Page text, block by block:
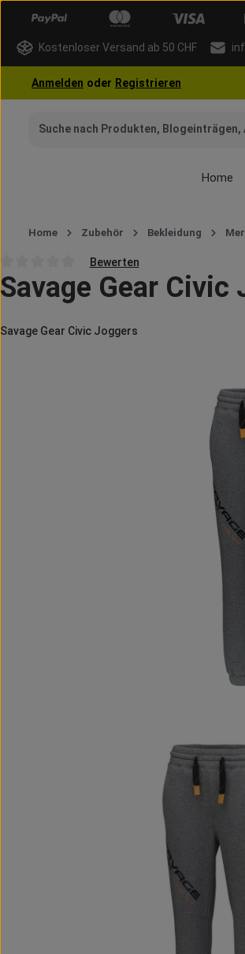
Hauptinhalt springen
Zur Suche springen
Zur Hauptnavigation springen
Kostenloser Versand ab 50 CHF
Anmelden oder Registrieren
Home
Home Zubehör Bekleidung
Durchschnittliche Bewertung von 0 von 5
Bewerten
Savage Gear Civic
Savage Gear Civic Joggers